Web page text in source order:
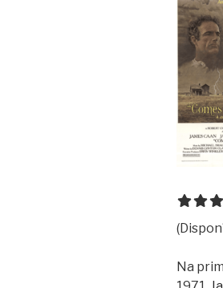
Na